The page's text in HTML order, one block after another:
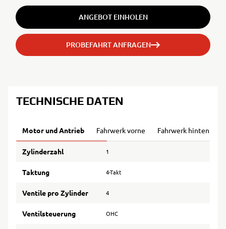
ANGEBOT EINHOLEN
PROBEFAHRT ANFRAGEN
TECHNISCHE DATEN
Motor und Antrieb Fahrwerk vorne Fahrwerk hinten
Zylinderzahl 1
Taktung 4-Takt
Ventile pro Zylinder 4
Ventilsteuerung OHC